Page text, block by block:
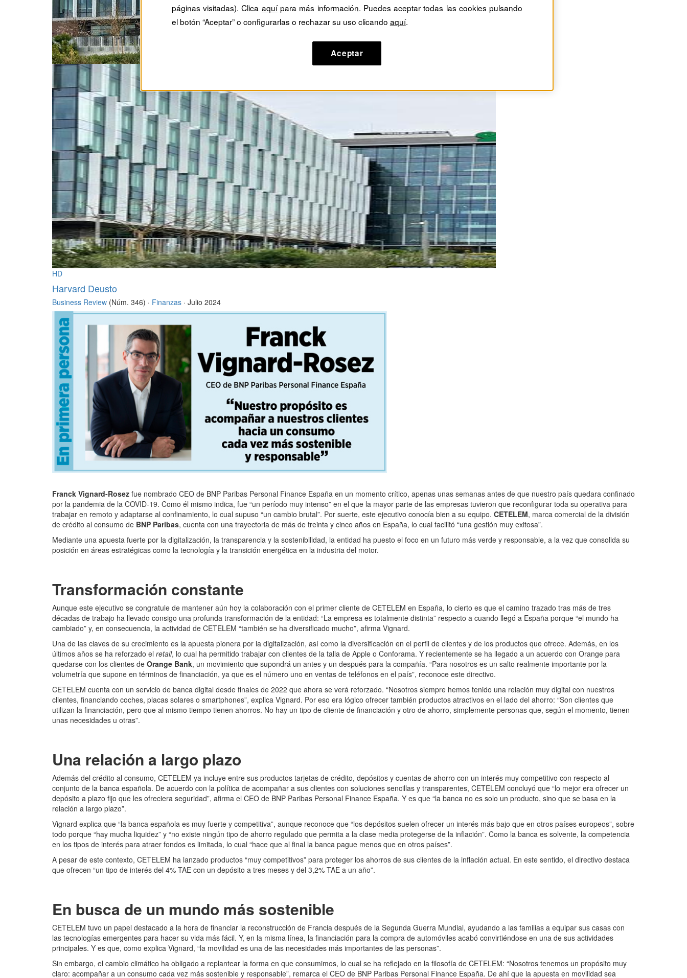
HD
Harvard Deusto
Business Review (Núm. 346) · Finanzas · Julio 2024
Franck Vignard-Rosez fue nombrado CEO de BNP Paribas Personal Finance España en un momento crítico, apenas unas semanas antes de que nuestro país quedara confinado
por la pandemia de la COVID-19. Como él mismo indica, fue “un período muy intenso” en el que la mayor parte de las empresas tuvieron que reconfigurar toda su operativa para
trabajar en remoto y adaptarse al confinamiento, lo cual supuso “un cambio brutal”. Por suerte, este ejecutivo conocía bien a su equipo. CETELEM, marca comercial de la división
de crédito al consumo de BNP Paribas, cuenta con una trayectoria de más de treinta y cinco años en España, lo cual facilitó “una gestión muy exitosa”.
Mediante una apuesta fuerte por la digitalización, la transparencia y la sostenibilidad, la entidad ha puesto el foco en un futuro más verde y responsable, a la vez que consolida su
posición en áreas estratégicas como la tecnología y la transición energética en la industria del motor.
Transformación constante
Aunque este ejecutivo se congratule de mantener aún hoy la colaboración con el primer cliente de CETELEM en España, lo cierto es que el camino trazado tras más de tres
décadas de trabajo ha llevado consigo una profunda transformación de la entidad: “La empresa es totalmente distinta” respecto a cuando llegó a España porque “el mundo ha
cambiado” y, en consecuencia, la actividad de CETELEM “también se ha diversificado mucho”, afirma Vignard.
Una de las claves de su crecimiento es la apuesta pionera por la digitalización, así como la diversificación en el perfil de clientes y de los productos que ofrece. Además, en los
últimos años se ha reforzado el retail, lo cual ha permitido trabajar con clientes de la talla de Apple o Conforama. Y recientemente se ha llegado a un acuerdo con Orange para
quedarse con los clientes de Orange Bank, un movimiento que supondrá un antes y un después para la compañía. “Para nosotros es un salto realmente importante por la
volumetría que supone en términos de financiación, ya que es el número uno en ventas de teléfonos en el país”, reconoce este directivo.
CETELEM cuenta con un servicio de banca digital desde finales de 2022 que ahora se verá reforzado. “Nosotros siempre hemos tenido una relación muy digital con nuestros
clientes, financiando coches, placas solares o smartphones”, explica Vignard. Por eso era lógico ofrecer también productos atractivos en el lado del ahorro: “Son clientes que
utilizan la financiación, pero que al mismo tiempo tienen ahorros. No hay un tipo de cliente de financiación y otro de ahorro, simplemente personas que, según el momento, tienen
unas necesidades u otras”.
Una relación a largo plazo
Además del crédito al consumo, CETELEM ya incluye entre sus productos tarjetas de crédito, depósitos y cuentas de ahorro con un interés muy competitivo con respecto al
conjunto de la banca española. De acuerdo con la política de acompañar a sus clientes con soluciones sencillas y transparentes, CETELEM concluyó que “lo mejor era ofrecer un
depósito a plazo fijo que les ofreciera seguridad”, afirma el CEO de BNP Paribas Personal Finance España. Y es que “la banca no es solo un producto, sino que se basa en la
relación a largo plazo”.
Vignard explica que “la banca española es muy fuerte y competitiva”, aunque reconoce que “los depósitos suelen ofrecer un interés más bajo que en otros países europeos”, sobre
todo porque “hay mucha liquidez” y “no existe ningún tipo de ahorro regulado que permita a la clase media protegerse de la inflación”. Como la banca es solvente, la competencia
en los tipos de interés para atraer fondos es limitada, lo cual “hace que al final la banca pague menos que en otros países”.
A pesar de este contexto, CETELEM ha lanzado productos “muy competitivos” para proteger los ahorros de sus clientes de la inflación actual. En este sentido, el directivo destaca
que ofrecen “un tipo de interés del 4% TAE con un depósito a tres meses y del 3,2% TAE a un año”.
En busca de un mundo más sostenible
CETELEM tuvo un papel destacado a la hora de financiar la reconstrucción de Francia después de la Segunda Guerra Mundial, ayudando a las familias a equipar sus casas con
las tecnologías emergentes para hacer su vida más fácil. Y, en la misma línea, la financiación para la compra de automóviles acabó convirtiéndose en una de sus actividades
principales. Y es que, como explica Vignard, “la movilidad es una de las necesidades más importantes de las personas”.
Sin embargo, el cambio climático ha obligado a replantear la forma en que consumimos, lo cual se ha reflejado en la filosofía de CETELEM: “Nosotros tenemos un propósito muy
claro: acompañar a un consumo cada vez más sostenible y responsable”, remarca el CEO de BNP Paribas Personal Finance España. De ahí que la apuesta en movilidad sea
páginas visitadas). Clica aquípara más información. Puedes aceptar todas las cookies pulsando
el botón “Aceptar” o configurarlas o rechazar su uso clicando aquí.
Aceptar